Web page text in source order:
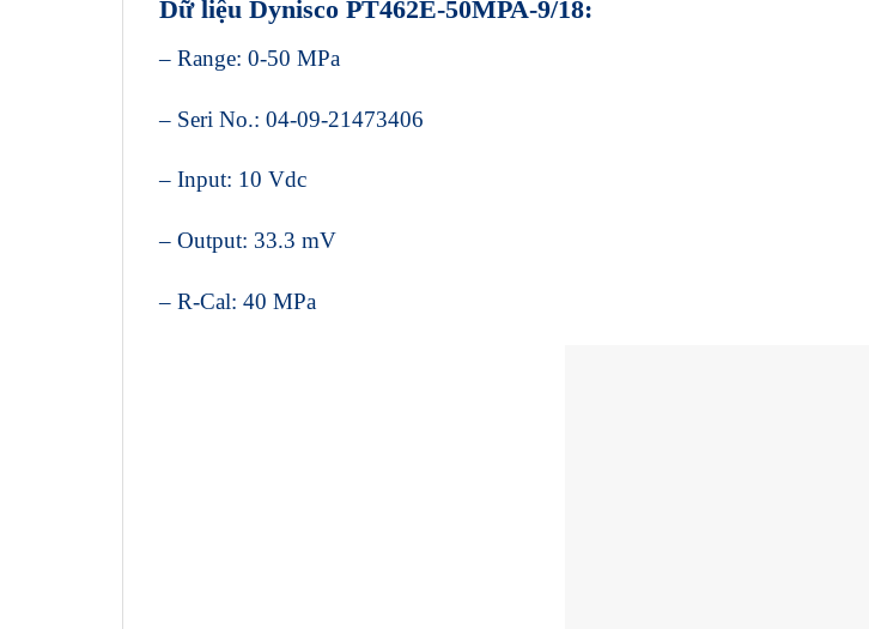
Dữ liệu Dynisco PT462E-50MPA-9/18:
– Range: 0-50 MPa
– Seri No.: 04-09-21473406
– Input: 10 Vdc
– Output: 33.3 mV
– R-Cal: 40 MPa